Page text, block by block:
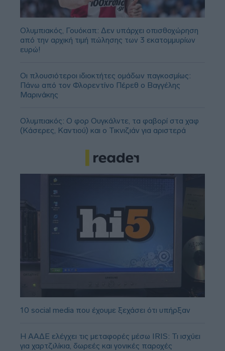
Ολυμπιακός, Γουόκαπ: Δεν υπάρχει οπισθοχώρηση
από την αρχική τιμή πώλησης των 3 εκατομμυρίων
ευρώ!
Οι πλουσιότεροι ιδιοκτήτες ομάδων παγκοσμίως:
Πάνω από τον Φλορεντίνο Πέρεθ ο Βαγγέλης
Μαρινάκης
Ολυμπιακός: Ο φορ Ουγκάλντε, τα φαβορί στα χαφ
(Κάσερες, Καντιού) και ο Τικνιζιάν για αριστερά
10 social media που έχουμε ξεχάσει ότι υπήρξαν
Η ΑΑΔΕ ελέγχει τις μεταφορές μέσω IRIS: Τι ισχύει
για χαρτζιλίκια, δωρεές και γονικές παροχές